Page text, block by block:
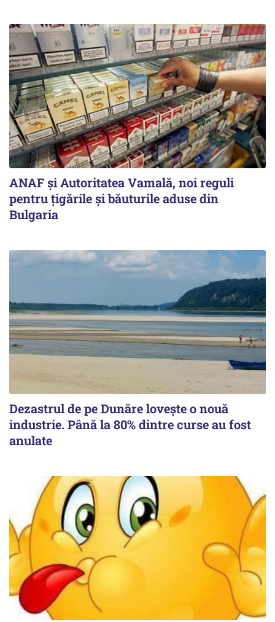
ANAF și Autoritatea Vamală, noi reguli
pentru țigările și băuturile aduse din
Bulgaria
Dezastrul de pe Dunăre lovește o nouă
industrie. Până la 80% dintre curse au fost
anulate